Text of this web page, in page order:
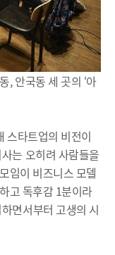
, 안국동 세 곳의 ‘아
스타트업의 비전이
는 오히려 사람들을
임이 비즈니스 모델
고 독후감 1분이라
면서부터 고생의 시